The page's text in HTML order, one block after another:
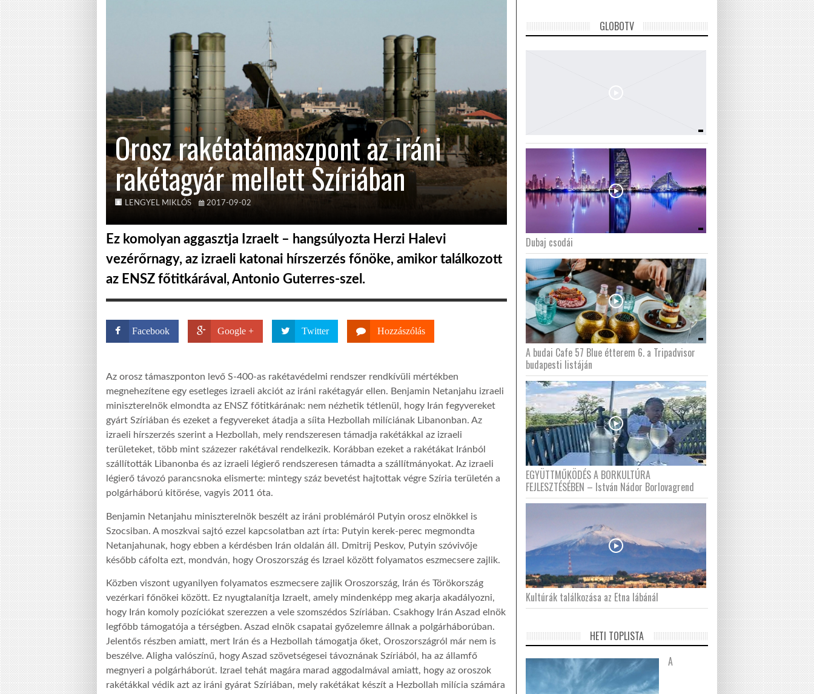
Orosz rakétatámaszpont az iráni
rakétagyár mellett Szíriában
LENGYEL MIKLÓS 2017-09-02
Ez komolyan aggasztja Izraelt – hangsúlyozta Herzi Halevi
vezérőrnagy, az izraeli katonai hírszerzés főnöke, amikor találkozott
az ENSZ főtitkárával, Antonio Guterres-szel.
Facebook Google + Twitter Hozzászólás
Az orosz támaszponton levő S-400-as rakétavédelmi rendszer rendkívüli mértékben
megnehezítene egy esetleges izraeli akciót az iráni rakétagyár ellen. Benjamin Netanjahu izraeli
miniszterelnök elmondta az ENSZ főtitkárának: nem nézhetik tétlenül, hogy Irán fegyvereket
gyárt Szíriában és ezeket a fegyvereket átadja a síita Hezbollah milíciának Libanonban. Az
izraeli hírszerzés szerint a Hezbollah, mely rendszeresen támadja rakétákkal az izraeli
területeket, több mint százezer rakétával rendelkezik. Korábban ezeket a rakétákat Iránból
szállították Libanonba és az izraeli légierő rendszeresen támadta a szállítmányokat. Az izraeli
légierő távozó parancsnoka elismerte: mintegy száz bevetést hajtottak végre Szíria területén a
polgárháború kitörése, vagyis 2011 óta.
Benjamin Netanjahu miniszterelnök beszélt az iráni problémáról Putyin orosz elnökkel is
Szocsiban. A moszkvai sajtó ezzel kapcsolatban azt írta: Putyin kerek-perec megmondta
Netanjahunak, hogy ebben a kérdésben Irán oldalán áll. Dmitrij Peskov, Putyin szóvivője
később cáfolta ezt, mondván, hogy Oroszország és Izrael között folyamatos eszmecsere zajlik.
Közben viszont ugyanilyen folyamatos eszmecsere zajlik Oroszország, Irán és Törökország
vezérkari főnökei között. Ez nyugtalanítja Izraelt, amely mindenképp meg akarja akadályozni,
hogy Irán komoly pozíciókat szerezzen a vele szomszédos Szíriában. Csakhogy Irán Aszad elnök
legfőbb támogatója a térségben. Aszad elnök csapatai győzelemre állnak a polgárháborúban.
Jelentős részben amiatt, mert Irán és a Hezbollah támogatja őket, Oroszországról már nem is
beszélve. Aligha valószínű, hogy Aszad szövetségesei távoznának Szíriából, ha az államfő
megnyeri a polgárháborút. Izrael tehát magára marad aggodalmával amiatt, hogy az oroszok
rakétákkal védik azt az iráni gyárat Szíriában, mely rakétákat készít a Hezbollah milícia számára
GLOBOTV
Dubaj csodái
A budai Cafe 57 Blue étterem 6. a Tripadvisor
budapesti listáján
EGYÜTTMŰKÖDÉS A BORKULTÚRA
FEJLESZTÉSÉBEN – István Nádor Borlovagrend
Kultúrák találkozása az Etna lábánál
HETI TOPLISTA
A